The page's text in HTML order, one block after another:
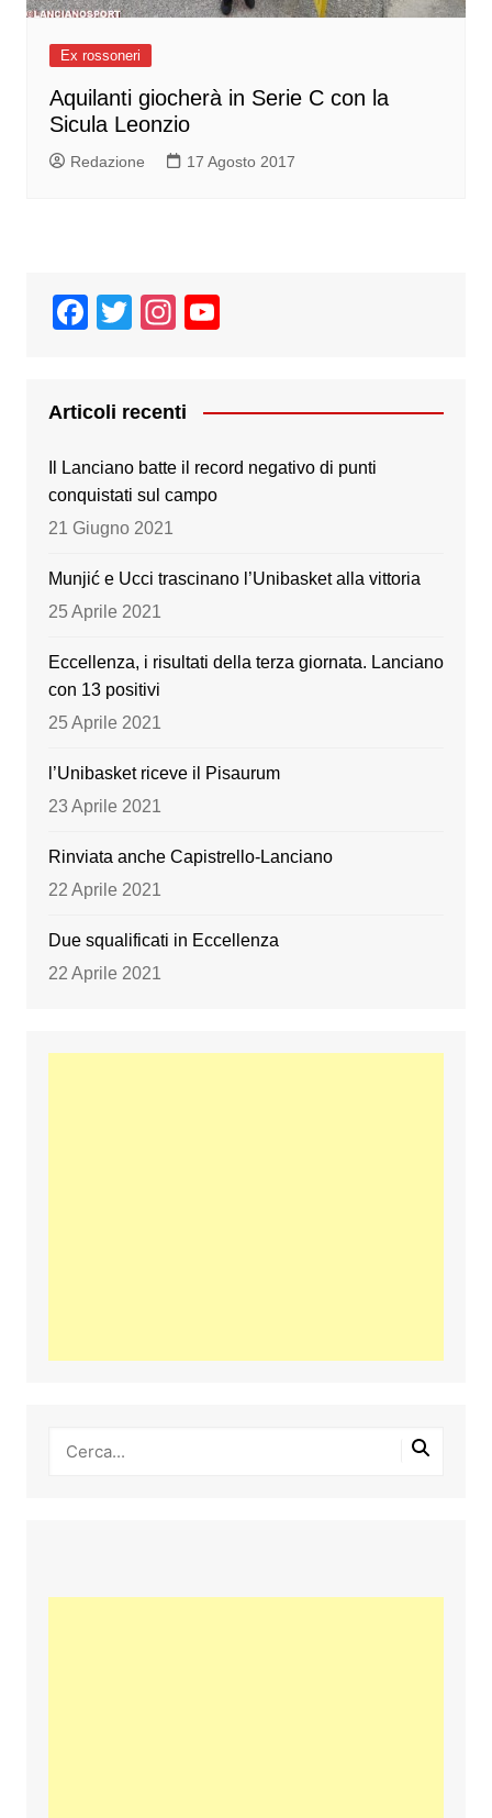
Ex rossoneri
Aquilanti giocherà in Serie C con la
Sicula Leonzio
Redazione 17 Agosto 2017
F
e
b
o
o
T
er
In
gr
a
m
T
Articoli recenti
Il Lanciano batte il record negativo di punti
conquistati sul campo
21 Giugno 2021
Munjić e Ucci trascinano l’Unibasket alla vittoria
25 Aprile 2021
Eccellenza, i risultati della terza giornata. Lanciano
con 13 positivi
25 Aprile 2021
l’Unibasket riceve il Pisaurum
23 Aprile 2021
Rinviata anche Capistrello-Lanciano
22 Aprile 2021
Due squalificati in Eccellenza
22 Aprile 2021